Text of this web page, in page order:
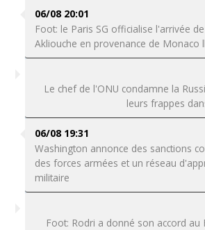
06/08 20:01
Foot: le Paris SG officialise l'arrivée
Akliouche en provenance de Monaco
Le chef de l'ONU condamne la
leurs frappes
06/08 19:31
Washington annonce des sanctions
des forces armées et un réseau
militaire
Foot: Rodri a donné son accord au